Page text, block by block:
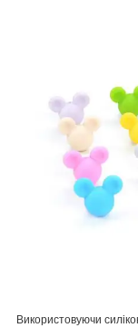
Використовуючи